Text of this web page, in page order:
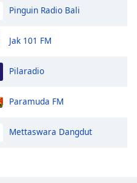
Pinguin Radio Bali
Jak 101 FM
Pilaradio
Paramuda FM
Mettaswara Dangdut